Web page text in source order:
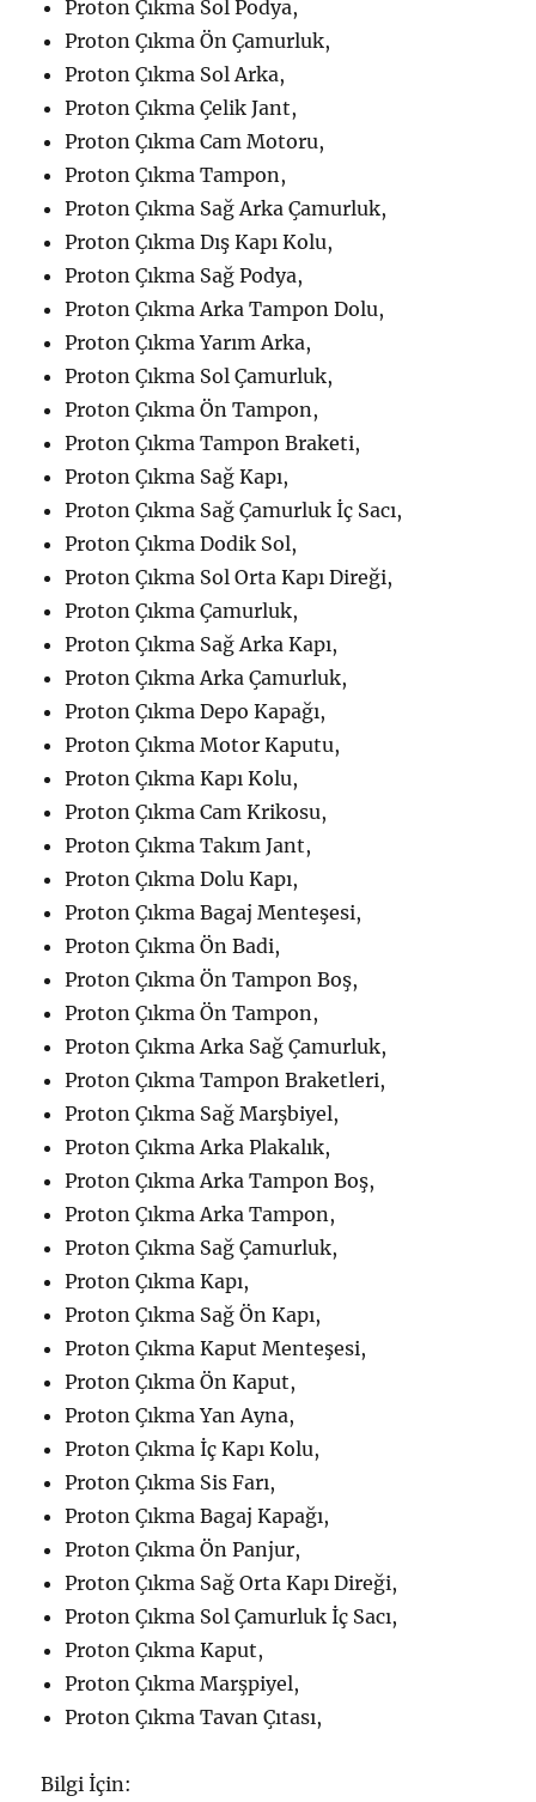
Proton Çıkma Sol Podya,
Proton Çıkma Ön Çamurluk,
Proton Çıkma Sol Arka,
Proton Çıkma Çelik Jant,
Proton Çıkma Cam Motoru,
Proton Çıkma Tampon,
Proton Çıkma Sağ Arka Çamurluk,
Proton Çıkma Dış Kapı Kolu,
Proton Çıkma Sağ Podya,
Proton Çıkma Arka Tampon Dolu,
Proton Çıkma Yarım Arka,
Proton Çıkma Sol Çamurluk,
Proton Çıkma Ön Tampon,
Proton Çıkma Tampon Braketi,
Proton Çıkma Sağ Kapı,
Proton Çıkma Sağ Çamurluk İç Sacı,
Proton Çıkma Dodik Sol,
Proton Çıkma Sol Orta Kapı Direği,
Proton Çıkma Çamurluk,
Proton Çıkma Sağ Arka Kapı,
Proton Çıkma Arka Çamurluk,
Proton Çıkma Depo Kapağı,
Proton Çıkma Motor Kaputu,
Proton Çıkma Kapı Kolu,
Proton Çıkma Cam Krikosu,
Proton Çıkma Takım Jant,
Proton Çıkma Dolu Kapı,
Proton Çıkma Bagaj Menteşesi,
Proton Çıkma Ön Badi,
Proton Çıkma Ön Tampon Boş,
Proton Çıkma Ön Tampon,
Proton Çıkma Arka Sağ Çamurluk,
Proton Çıkma Tampon Braketleri,
Proton Çıkma Sağ Marşbiyel,
Proton Çıkma Arka Plakalık,
Proton Çıkma Arka Tampon Boş,
Proton Çıkma Arka Tampon,
Proton Çıkma Sağ Çamurluk,
Proton Çıkma Kapı,
Proton Çıkma Sağ Ön Kapı,
Proton Çıkma Kaput Menteşesi,
Proton Çıkma Ön Kaput,
Proton Çıkma Yan Ayna,
Proton Çıkma İç Kapı Kolu,
Proton Çıkma Sis Farı,
Proton Çıkma Bagaj Kapağı,
Proton Çıkma Ön Panjur,
Proton Çıkma Sağ Orta Kapı Direği,
Proton Çıkma Sol Çamurluk İç Sacı,
Proton Çıkma Kaput,
Proton Çıkma Marşpiyel,
Proton Çıkma Tavan Çıtası,
Bilgi İçin: